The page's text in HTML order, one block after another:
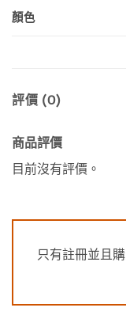
顏色
評價 (0)
商品評價
目前沒有評價。
只有註冊並且